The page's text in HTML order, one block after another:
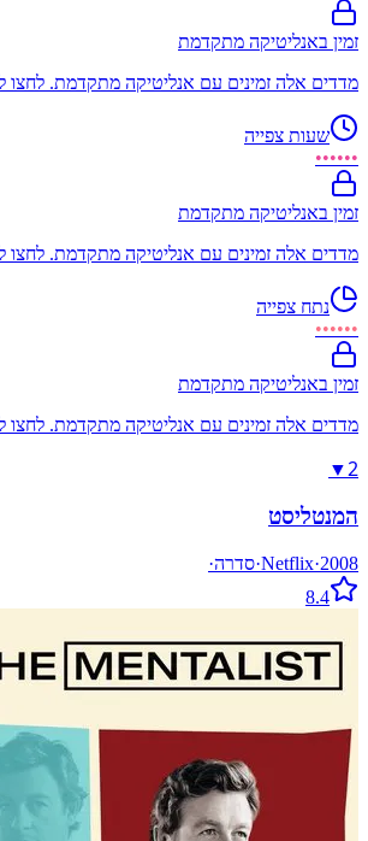
זמין באנליטיקה מתקדמת
מדדים אלה זמינים עם אנליטיקה מתקדמת. לחצו
שעות צפייה
••••••
זמין באנליטיקה מתקדמת
מדדים אלה זמינים עם אנליטיקה מתקדמת. לחצו
נתח צפייה
••••••
זמין באנליטיקה מתקדמת
מדדים אלה זמינים עם אנליטיקה מתקדמת. לחצו
2
▼
המנטליסט
2008
·
Netflix
·סדרה·
8.4